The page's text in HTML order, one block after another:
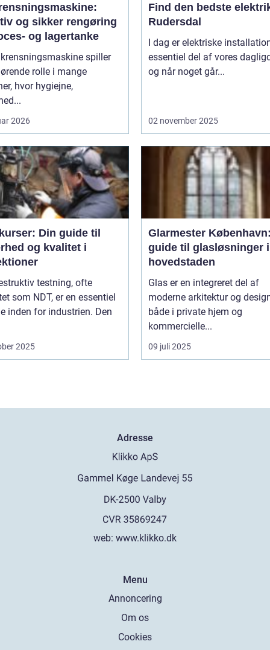
og sikker rengøring
og lagertanke
spiller
rolle i mange
hvor hygiejne,
2026
Find den bedste
Rudersdal
I dag er elektriske
essentiel del af vores
og når noget går...
02 november 2025
Din guide til
og kvalitet i
testning, ofte
som NDT, er en essentiel
inden for industrien. Den
2025
Glarmester
guide til glasløsninger i
hovedstaden
Glas er en integreret del af
moderne arkitektur og
både i private hjem og
kommercielle...
09 juli 2025
Adresse
web: www.klikko.dk
Menu
Annoncering
Om os
Cookies